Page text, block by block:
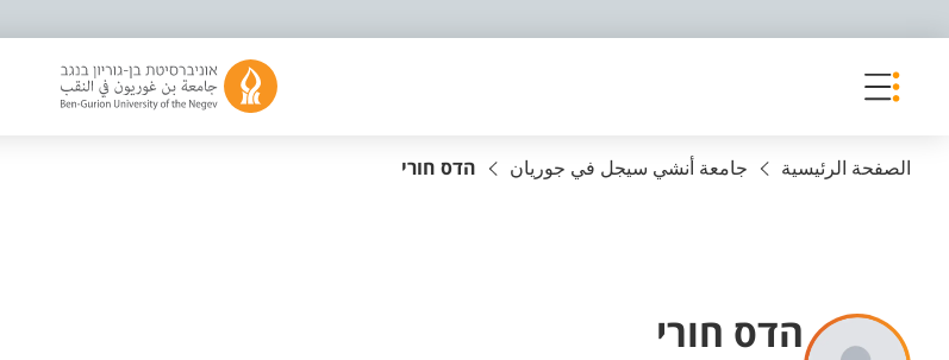
الصفحة الرئيسية جامعة أنشي سيجل في جوريان הדס חורי
הדס חורי